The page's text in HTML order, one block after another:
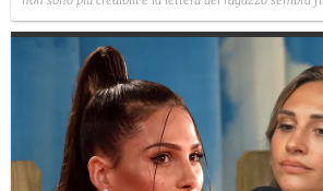
Giovanni che se stessa in un solo momento (4).